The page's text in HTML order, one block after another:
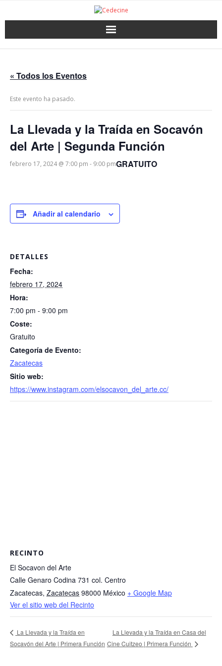
« Todos los Eventos
Este evento ha pasado.
La Llevada y la Traída en Socavón
del Arte | Segunda Función
febrero 17, 2024 @ 7:00 pm - 9:00 pmGRATUITO
Añadir al calendario
DETALLES
Fecha:
febrero 17, 2024
Hora:
7:00 pm - 9:00 pm
Coste:
Gratuito
Categoría de Evento:
Zacatecas
Sitio web:
https://www.instagram.com/elsocavon_del_arte.cc/
RECINTO
El Socavon del Arte
Calle Genaro Codina 731 col. Centro
Zacatecas, Zacatecas 98000 México + Google Map
Ver el sitio web del Recinto
La Llevada y la Traída en
Socavón del Arte | Primera Función
La Llevada y la Traída en Casa del
Cine Cuitzeo | Primera Función